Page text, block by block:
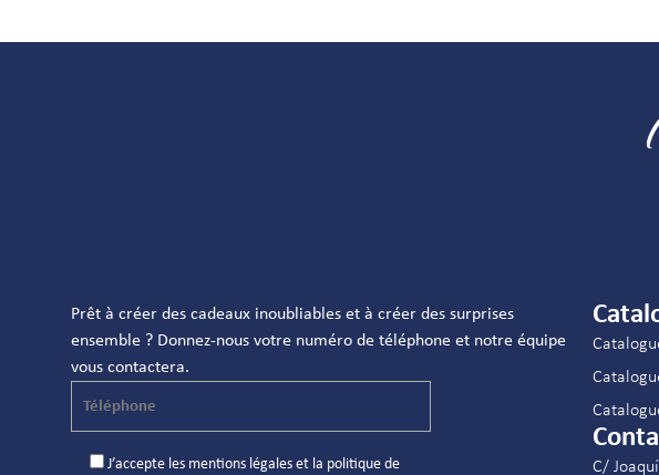
Prêt à créer des cadeaux inoubliables et à créer des surprises
ensemble ? Donnez-nous votre numéro de téléphone et notre équipe
vous contactera.
J’accepte les mentions légaleset la politique de
C/